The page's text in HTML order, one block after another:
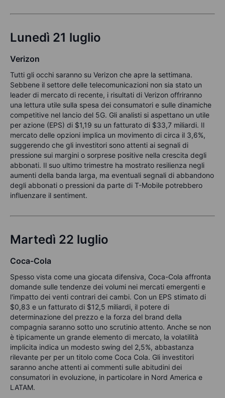
Lunedì 21 luglio
Verizon
Tutti gli occhi saranno su Verizon che apre la settimana.
Sebbene il settore delle telecomunicazioni non sia stato un
leader di mercato di recente, i risultati di Verizon offriranno
una lettura utile sulla spesa dei consumatori e sulle dinamiche
competitive nel lancio del 5G. Gli analisti si aspettano un utile
per azione (EPS) di $1,19 su un fatturato di $33,7 miliardi. Il
mercato delle opzioni implica un movimento di circa il 3,6%,
suggerendo che gli investitori sono attenti ai segnali di
pressione sui margini o sorprese positive nella crescita degli
abbonati. Il suo ultimo trimestre ha mostrato resilienza negli
aumenti della banda larga, ma eventuali segnali di abbandono
degli abbonati o pressioni da parte di T-Mobile potrebbero
influenzare il sentiment.
Martedì 22 luglio
Coca-Cola
Spesso vista come una giocata difensiva, Coca-Cola affronta
domande sulle tendenze dei volumi nei mercati emergenti e
l'impatto dei venti contrari dei cambi. Con un EPS stimato di
$0,83 e un fatturato di $12,5 miliardi, il potere di
determinazione del prezzo e la forza del brand della
compagnia saranno sotto uno scrutinio attento. Anche se non
è tipicamente un grande elemento di mercato, la volatilità
implicita indica un modesto swing del 2,5%, abbastanza
rilevante per per un titolo come Coca Cola. Gli investitori
saranno anche attenti ai commenti sulle abitudini dei
consumatori in evoluzione, in particolare in Nord America e
LATAM.